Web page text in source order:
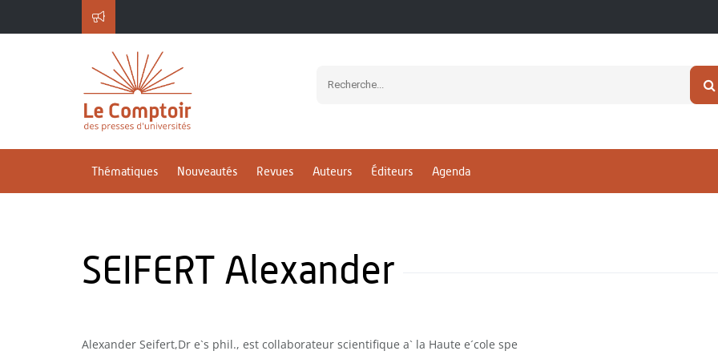
Thématiques Nouveautés Revues Auteurs Éditeurs Agenda
SEIFERT Alexander
Alexander Seifert,Dr e`s phil., est collaborateur scientifique a` la Haute e´cole spe